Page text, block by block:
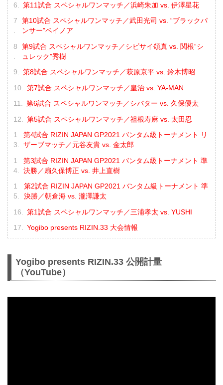
第11試合 スペシャルワンマッチ／浜崎朱加 vs. 伊澤星花
第10試合 スペシャルワンマッチ／武田光司 vs. “ブラックパ
ンサー”ベイノア
第9試合 スペシャルワンマッチ／シビサイ頌真 vs. 関根“シ
ュレック”秀樹
第8試合 スペシャルワンマッチ／萩原京平 vs. 鈴木博昭
第7試合 スペシャルワンマッチ／皇治 vs. YA-MAN
第6試合 スペシャルワンマッチ／シバター vs. 久保優太
第5試合 スペシャルワンマッチ／祖根寿麻 vs. 太田忍
第4試合 RIZIN JAPAN GP2021 バンタム級トーナメント リ
ザーブマッチ／元谷友貴 vs. 金太郎
第3試合 RIZIN JAPAN GP2021 バンタム級トーナメント 準
決勝／扇久保博正 vs. 井上直樹
第2試合 RIZIN JAPAN GP2021 バンタム級トーナメント 準
決勝／朝倉海 vs. 瀧澤謙太
第1試合 スペシャルワンマッチ／三浦孝太 vs. YUSHI
Yogibo presents RIZIN.33 大会情報
Yogibo presents RIZIN.33 公開計量
（YouTube）